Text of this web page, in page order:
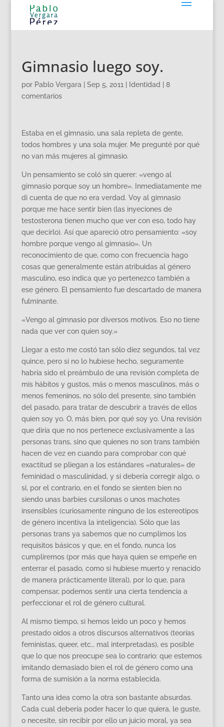
Gimnasio luego soy.
por Pablo Vergara Sep 5, 2011 Identidad
8
comentarios
Estaba en el gimnasio, una sala repleta de gente,
todos hombres y una sola mujer. Me pregunté por qué
no van más mujeres al gimnasio.
Un pensamiento se coló sin querer: «vengo al
gimnasio porque soy un hombre». Inmediatamente me
di cuenta de que no era verdad. Voy al gimnasio
porque me hace sentir bien (las inyeciones de
testosterona tienen mucho que ver con eso, todo hay
que decirlo). Así que apareció otro pensamiento: «soy
hombre porque vengo al gimnasio». Un
reconocimiento de que, como con frecuencia hago
cosas que generalmente están atribuidas al género
masculino, eso indica que yo pertenezco también a
ese género. El pensamiento fue descartado de manera
fulminante.
«Vengo al gimnasio por diversos motivos. Eso no tiene
nada que ver con quien soy.»
Llegar a esto me costó tan sólo diez segundos, tal vez
quince, pero si no lo hubiese hecho, seguramente
habría sido el preámbulo de una revisión completa de
mis hábitos y gustos, más o menos masculinos, más o
menos femeninos, no sólo del presente, sino también
del pasado, para tratar de descubrir a través de ellos
quien soy yo. O, más bien, por qué soy yo. Una revisión
que diría que no nos pertenece exclusivamente a las
personas trans, sino que quienes no son trans también
hacen de vez en cuando para comprobar con qué
exactitud se pliegan a los estándares «naturales» de
feminidad o masculinidad, y si debería corregir algo, o
si, por el contrario, en el fondo se sienten bien no
siendo unas barbies cursilonas o unos machotes
insensibles (curiosamente ninguno de los estereotipos
de género incentiva la inteligencia). Sólo que las
personas trans ya sabemos que no cumplimos los
requisitos básicos y que, en el fondo, nunca los
cumpliremos (por más que haya quien se empeñe en
enterrar el pasado, como si hubiese muerto y renacido
de manera prácticamente literal), por lo que, para
compensar, podemos sentir una cierta tendencia a
perfeccionar el rol de género cultural.
Al mismo tiempo, si hemos leido un poco y hemos
prestado oidos a otros discursos alternativos (teorías
feministas, queer, etc… mal interpretadas), es posible
que lo que nos preocupe sea lo contrario: que estemos
imitando demasiado bien el rol de género como una
forma de sumisión a la norma establecida.
Tanto una idea como la otra son bastante absurdas.
Cada cual debería poder hacer lo que quiera, le guste,
o necesite, sin recibir por ello un juicio moral, ya sea